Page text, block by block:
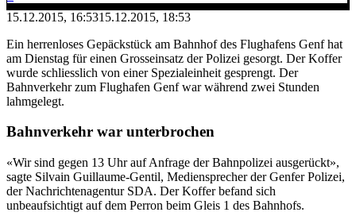
15.12.2015, 16:5315.12.2015, 18:53
Ein herrenloses Gepäckstück am Bahnhof des Flughafens Genf hat
am Dienstag für einen Grosseinsatz der Polizei gesorgt. Der Koffer
wurde schliesslich von einer Spezialeinheit gesprengt. Der
Bahnverkehr zum Flughafen Genf war während zwei Stunden
lahmgelegt.
Bahnverkehr war unterbrochen
«Wir sind gegen 13 Uhr auf Anfrage der Bahnpolizei ausgerückt»,
sagte Silvain Guillaume-Gentil, Mediensprecher der Genfer Polizei,
der Nachrichtenagentur SDA. Der Koffer befand sich
unbeaufsichtigt auf dem Perron beim Gleis 1 des Bahnhofs.